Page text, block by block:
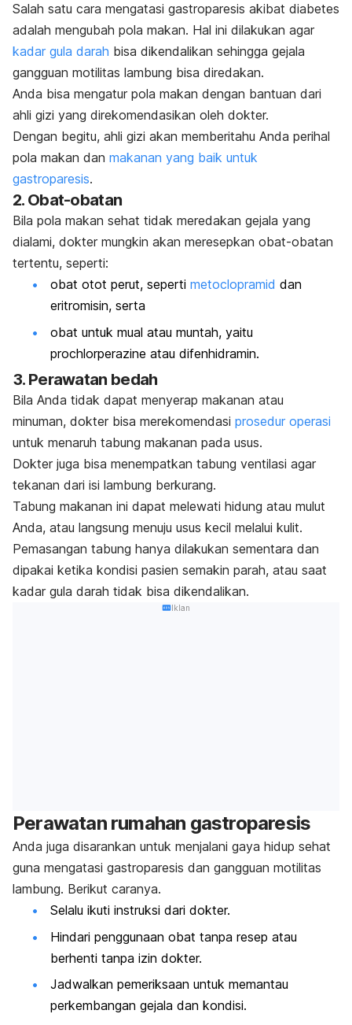
Salah satu cara mengatasi gastroparesis akibat diabetes
adalah mengubah pola makan. Hal ini dilakukan agar
kadar gula darah bisa dikendalikan sehingga gejala
gangguan motilitas lambung bisa diredakan.
Anda bisa mengatur pola makan dengan bantuan dari
ahli gizi yang direkomendasikan oleh dokter.
Dengan begitu, ahli gizi akan memberitahu Anda perihal
pola makan dan makanan yang baik untuk
gastroparesis.
2. Obat-obatan
Bila pola makan sehat tidak meredakan gejala yang
dialami, dokter mungkin akan meresepkan obat-obatan
tertentu, seperti:
obat otot perut, seperti metoclopramid dan
eritromisin, serta
obat untuk mual atau muntah, yaitu
prochlorperazine atau difenhidramin.
3. Perawatan bedah
Bila Anda tidak dapat menyerap makanan atau
minuman, dokter bisa merekomendasi prosedur operasi
untuk menaruh tabung makanan pada usus.
Dokter juga bisa menempatkan tabung ventilasi agar
tekanan dari isi lambung berkurang.
Tabung makanan ini dapat melewati hidung atau mulut
Anda, atau langsung menuju usus kecil melalui kulit.
Pemasangan tabung hanya dilakukan sementara dan
dipakai ketika kondisi pasien semakin parah, atau saat
kadar gula darah tidak bisa dikendalikan.
Iklan
Perawatan rumahan gastroparesis
Anda juga disarankan untuk menjalani gaya hidup sehat
guna mengatasi gastroparesis dan gangguan motilitas
lambung. Berikut caranya.
Selalu ikuti instruksi dari dokter.
Hindari penggunaan obat tanpa resep atau
berhenti tanpa izin dokter.
Jadwalkan pemeriksaan untuk memantau
perkembangan gejala dan kondisi.